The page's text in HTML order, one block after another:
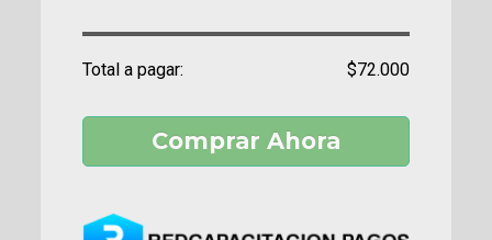
Total a pagar: $72.000
Comprar Ahora